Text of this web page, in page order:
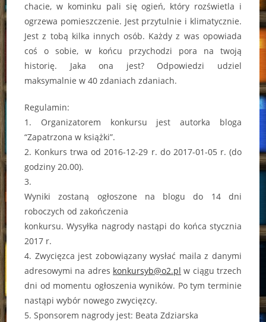
chacie, w kominku pali się ogień, który rozświetla i
ogrzewa pomieszczenie. Jest przytulnie i klimatycznie.
Jest z tobą kilka innych osób. Każdy z was opowiada
coś o sobie, w końcu przychodzi pora na twoją
historię. Jaka ona jest? Odpowiedzi udziel
maksymalnie w 40 zdaniach zdaniach.
Regulamin:
1. Organizatorem konkursu jest autorka bloga
“Zapatrzona w książki”.
2. Konkurs trwa od 2016-12-29 r. do 2017-01-05 r. (do
godziny 20.00).
3.
Wyniki zostaną ogłoszone na blogu do 14 dni
roboczych od zakończenia
konkursu. Wysyłka nagrody nastąpi do końca stycznia
2017 r.
4. Zwycięzca jest zobowiązany wysłać maila z danymi
adresowymi na adres konkursyb@o2.pl w ciągu trzech
dni od momentu ogłoszenia wyników. Po tym terminie
nastąpi wybór nowego zwycięzcy.
5. Sponsorem nagrody jest: Beata Zdziarska